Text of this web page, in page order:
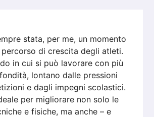
stata, per me, un momento
percorso di crescita degli atleti.
in cui si può lavorare con più
lontano dalle pressioni
e dagli impegni scolastici.
per migliorare non solo le
e fisiche, ma anche – e